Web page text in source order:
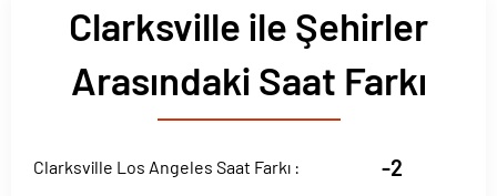
Clarksville ile Şehirler
Arasındaki Saat Farkı
Clarksville Los Angeles Saat Farkı : -2